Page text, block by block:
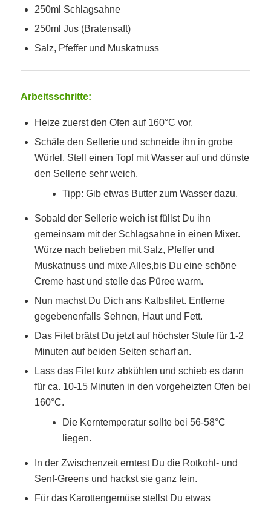
250ml Schlagsahne
250ml Jus (Bratensaft)
Salz, Pfeffer und Muskatnuss
Arbeitsschritte:
Heize zuerst den Ofen auf 160°C vor.
Schäle den Sellerie und schneide ihn in grobe
Würfel. Stell einen Topf mit Wasser auf und dünste
den Sellerie sehr weich.
Tipp: Gib etwas Butter zum Wasser dazu.
Sobald der Sellerie weich ist füllst Du ihn
gemeinsam mit der Schlagsahne in einen Mixer.
Würze nach belieben mit Salz, Pfeffer und
Muskatnuss und mixe Alles,bis Du eine schöne
Creme hast und stelle das Püree warm.
Nun machst Du Dich ans Kalbsfilet. Entferne
gegebenenfalls Sehnen, Haut und Fett.
Das Filet brätst Du jetzt auf höchster Stufe für 1-2
Minuten auf beiden Seiten scharf an.
Lass das Filet kurz abkühlen und schieb es dann
für ca. 10-15 Minuten in den vorgeheizten Ofen bei
160°C.
Die Kerntemperatur sollte bei 56-58°C
liegen.
In der Zwischenzeit erntest Du die Rotkohl- und
Senf-Greens und hackst sie ganz fein.
Für das Karottengemüse stellst Du etwas